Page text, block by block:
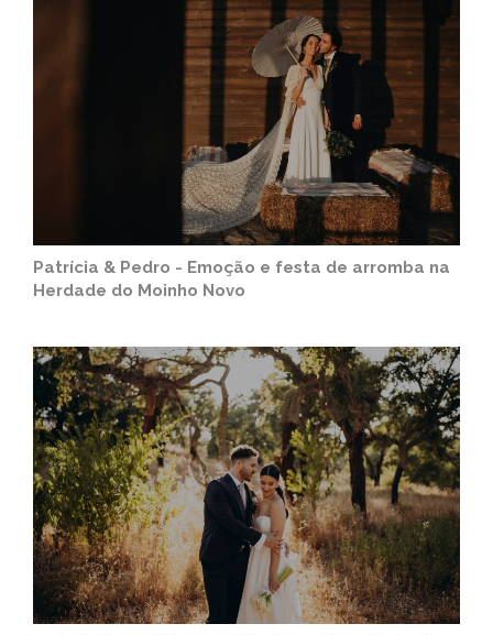
Patrícia & Pedro - Emoção e festa de arromba na
Herdade do Moinho Novo